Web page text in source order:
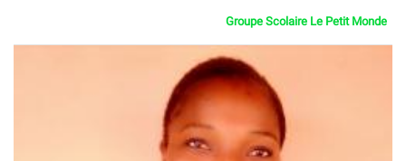
Groupe Scolaire Le Petit Monde